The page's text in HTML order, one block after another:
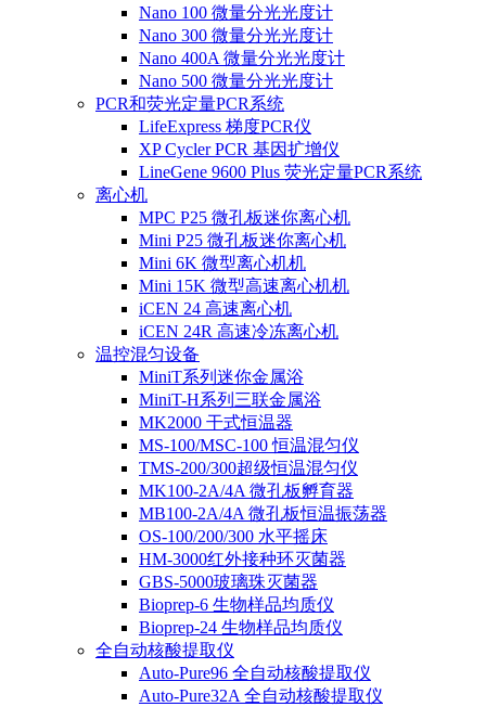
Nano 100 微量分光光度计
Nano 300 微量分光光度计
Nano 400A 微量分光光度计
Nano 500 微量分光光度计
PCR和荧光定量PCR系统
LifeExpress 梯度PCR仪
XP Cycler PCR 基因扩增仪
LineGene 9600 Plus 荧光定量PCR系统
离心机
MPC P25 微孔板迷你离心机
Mini P25 微孔板迷你离心机
Mini 6K 微型离心机机
Mini 15K 微型高速离心机机
iCEN 24 高速离心机
iCEN 24R 高速冷冻离心机
温控混匀设备
MiniT系列迷你金属浴
MiniT-H系列三联金属浴
MK2000 干式恒温器
MS-100/MSC-100 恒温混匀仪
TMS-200/300超级恒温混匀仪
MK100-2A/4A 微孔板孵育器
MB100-2A/4A 微孔板恒温振荡器
OS-100/200/300 水平摇床
HM-3000红外接种环灭菌器
GBS-5000玻璃珠灭菌器
Bioprep-6 生物样品均质仪
Bioprep-24 生物样品均质仪
全自动核酸提取仪
Auto-Pure96 全自动核酸提取仪
Auto-Pure32A 全自动核酸提取仪